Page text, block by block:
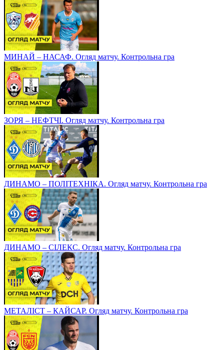
МИНАЙ – НАСАФ. Огляд матчу. Контрольна гра
ЗОРЯ – НЕФТЧІ. Огляд матчу. Контрольна гра
ДИНАМО – ПОЛІТЕХНІКА. Огляд матчу. Контрольна гра
ДИНАМО – СІЛЕКС. Огляд матчу. Контрольна гра
МЕТАЛІСТ – КАЙСАР. Огляд матчу. Контрольна гра